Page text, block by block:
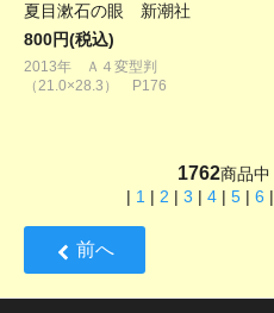
夏目漱石の眼 新潮社
800円(税込)
2013年 Ａ４変型判
（21.0×28.3） P176
1762商品中
| 1 | 2 | 3 | 4 | 5 | 6 |
前へ